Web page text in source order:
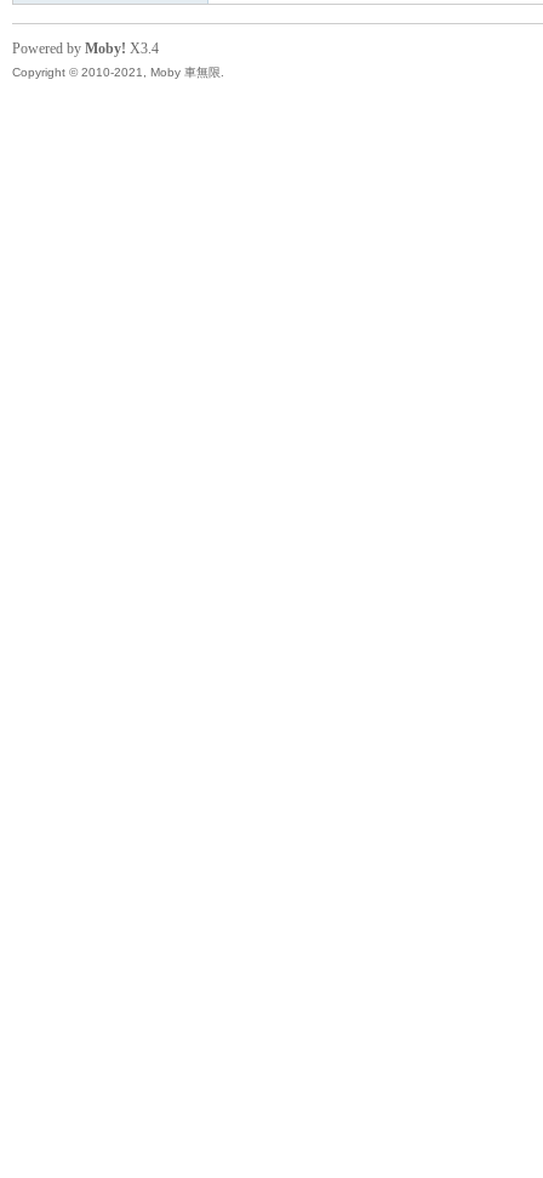
Powered by Moby! X3.4
Copyright © 2010-2021, Moby 車無限.